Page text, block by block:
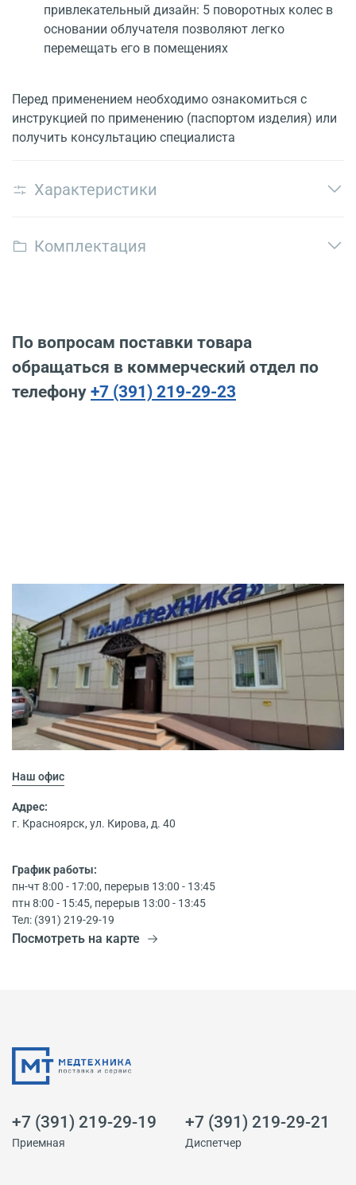
привлекательный дизайн: 5 поворотных колес в
основании облучателя позволяют легко
перемещать его в помещениях
Перед применением необходимо ознакомиться с
инструкцией по применению (паспортом изделия) или
получить консультацию специалиста
Характеристики
Комплектация
По вопросам поставки товара
обращаться в коммерческий отдел по
телефону +7 (391) 219-29-23
Наш офис
Адрес:
г. Красноярск, ул. Кирова, д. 40
График работы:
пн-чт 8:00 - 17:00, перерыв 13:00 - 13:45
птн 8:00 - 15:45, перерыв 13:00 - 13:45
Тел: (391) 219-29-19
Посмотреть на карте
+7 (391) 219-29-19
Приемная
+7 (391) 219-29-21
Диспетчер